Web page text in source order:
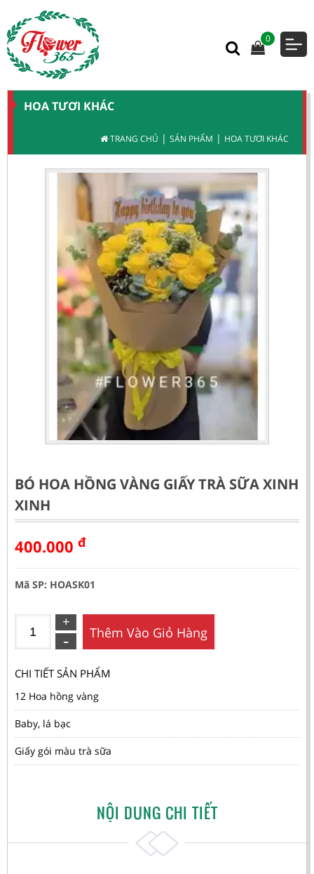
0
HOA TƯƠI KHÁC
TRANG CHỦ | SẢN PHẨM | HOA TƯƠI KHÁC
BÓ HOA HỒNG VÀNG GIẤY TRÀ SỮA XINH
XINH
400.000 đ
Mã SP: HOASK01
Thêm Vào Giỏ Hàng
CHI TIẾT SẢN PHẨM
12 Hoa hồng vàng
Baby, lá bạc
Giấy gói màu trà sữa
NỘI DUNG CHI TIẾT